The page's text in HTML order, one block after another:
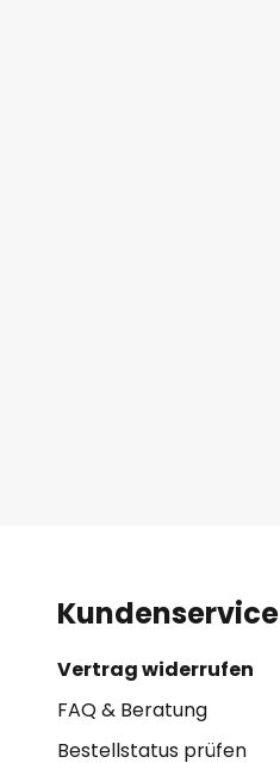
Kundenservice
Vertrag widerrufen
FAQ & Beratung
Bestellstatus prüfen